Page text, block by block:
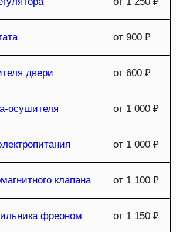
от 900 ₽
двери от 600 ₽
осушителя от 1 000 ₽
от 1 000 ₽
клапана от 1 100 ₽
фреоном от 1 150 ₽